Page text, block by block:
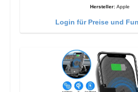
Hersteller: Apple
Login für Preise und